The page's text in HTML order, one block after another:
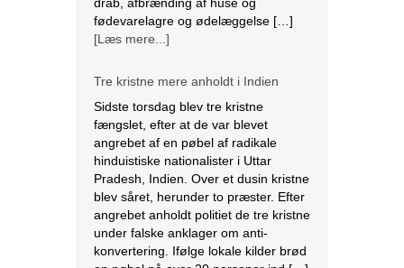
fødevarelagre og ødelæggelse […]
[Læs mere...]
Tre kristne mere anholdt i Indien
Sidste torsdag blev tre kristne
fængslet, efter at de var blevet
angrebet af en pøbel af radikale
hinduistiske nationalister i Uttar
Pradesh, Indien. Over et dusin kristne
blev såret, herunder to præster. Efter
angrebet anholdt politiet de tre kristne
under falske anklager om anti-
konvertering. Ifølge lokale kilder brød